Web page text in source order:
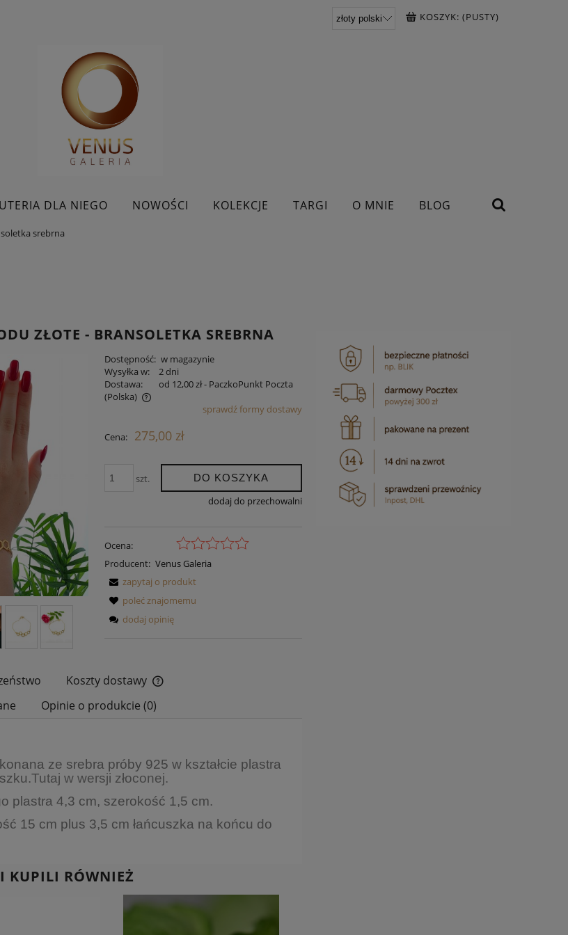
KOSZYK: (PUSTY)
DLA NIEGO NOWOŚCI KOLEKCJE TARGI O MNIE BLOG
srebrna
ZŁOTE - BRANSOLETKA SREBRNA
Dostępność: w magazynie
Wysyłka w:
2 dni
Dostawa:
od 12,00 zł- PaczkoPunkt Poczta
(Polska)
zawiera ewentualnych kosztów
sprawdź formy dostawy
Cena: 275,00 zł
szt. DO KOSZYKA
dodaj do przechowalni
Ocena:
Producent: Venus Galeria
zapytaj o produkt
poleć znajomemu
dodaj opinię
Koszty dostawy
Opinie o produkcie (0)
ze srebra próby 925 w kształcie plastra
Tutaj w wersji złoconej.
plastra 4,3 cm, szerokość 1,5 cm.
15 cm plus 3,5 cm łańcuszka na końcu do
KUPILI RÓWNIEŻ